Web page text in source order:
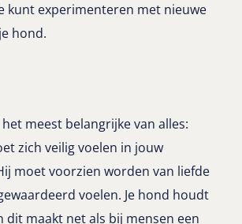
kunt experimenteren met nieuwe
hond.
meest belangrijke van alles:
zich veilig voelen in jouw
moet voorzien worden van liefde
voelen. Je hond houdt
dit maakt net als bij mensen een